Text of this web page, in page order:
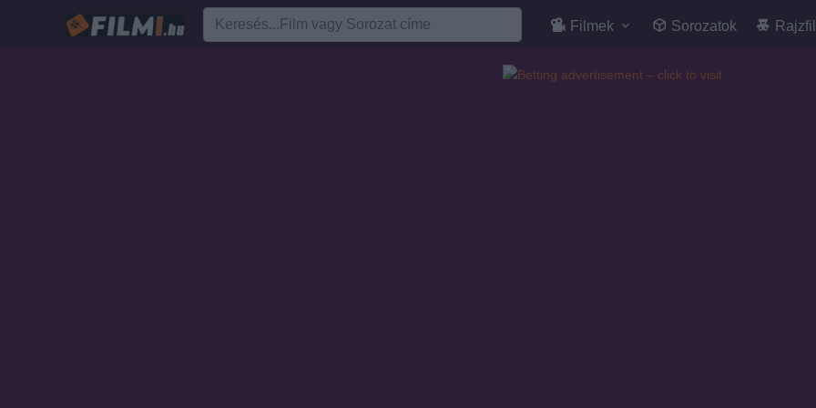
Filmek Sorozatok